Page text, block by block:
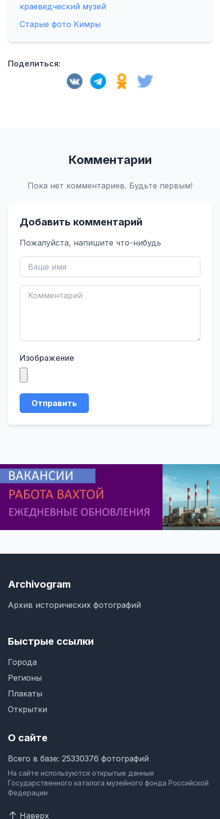
краеведческий музей
Старые фото Кимры
Поделиться:
Комментарии
Пока нет комментариев. Будьте первым!
Добавить комментарий
Пожалуйста, напишите что-нибудь
Изображение
Отправить
Archivogram
Архив исторических фотографий
Быстрые ссылки
Города
Регионы
Плакаты
Открытки
О сайте
Всего в базе: 25330376 фотографий
На сайте используются открытые данные
Государственного каталога музейного фонда Российской
Федерации
Наверх